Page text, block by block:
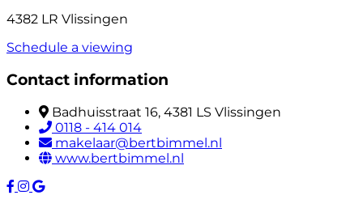
4382 LR Vlissingen
Schedule a viewing
Contact information
Badhuisstraat 16, 4381 LS Vlissingen
0118 - 414 014
makelaar@bertbimmel.nl
www.bertbimmel.nl